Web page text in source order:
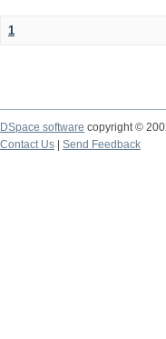
1
DSpace software copyright ©
Contact Us
Send Feedback